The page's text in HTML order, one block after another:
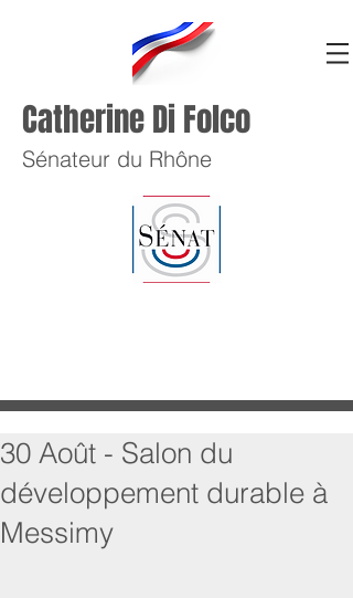
Catherine Di Folco
Sénateur du Rhône
30 Août - Salon du
développement durable à
Messimy